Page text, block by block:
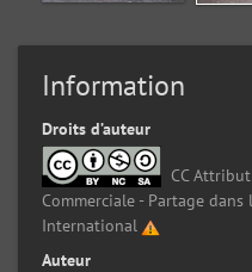
Information
Droits d’auteur
CC
Commerciale - Partage
International
Auteur